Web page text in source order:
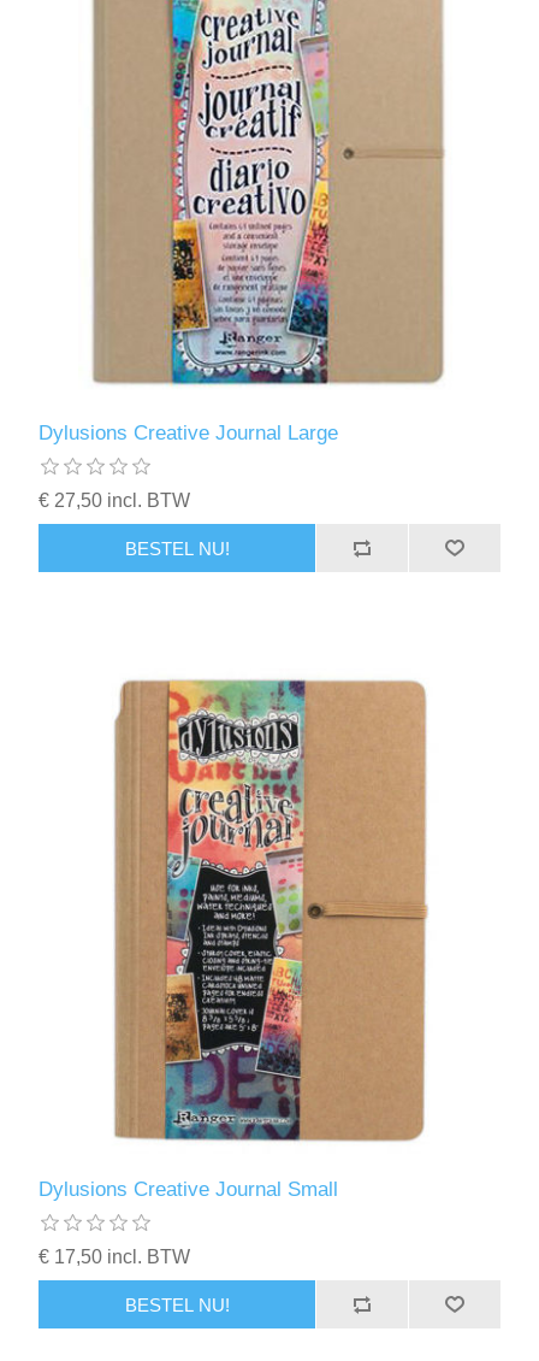
Dylusions Creative Journal Large
€ 27,50 incl. BTW
BESTEL NU!
Dylusions Creative Journal Small
€ 17,50 incl. BTW
BESTEL NU!